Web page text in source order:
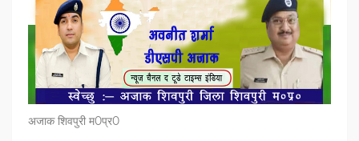
अजाक शिवपुरी म0प्र0